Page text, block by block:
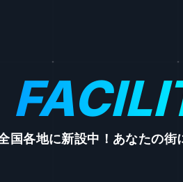
国各地に新設中！ あなたの街